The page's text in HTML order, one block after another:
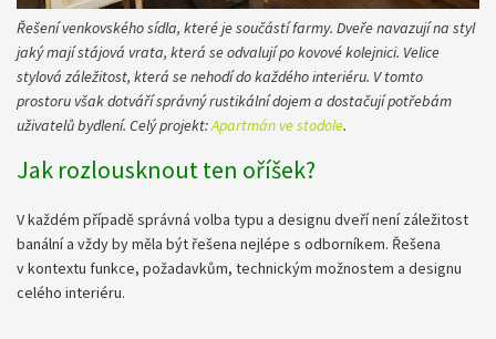
Řešení venkovského sídla, které je součástí farmy. Dveře navazují na styl
jaký mají stájová vrata, která se odvalují po kovové kolejnici. Velice
stylová záležitost, která se nehodí do každého interiéru. V tomto
prostoru však dotváří správný rustikální dojem a dostačují potřebám
uživatelů bydlení. Celý projekt:Apartmán ve stodole.
Jak rozlousknout ten oříšek?
V každém případě správná volba typu a designu dveří není záležitost
banální a vždy by měla být řešena nejlépe s odborníkem. Řešena
v kontextu funkce, požadavkům, technickým možnostem a designu
celého interiéru.